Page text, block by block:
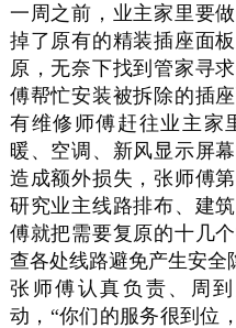
一周之前，业主家里要
掉了原有的精装插座面
原，无奈下找到管家寻
傅帮忙安装被拆除的插
有维修师傅赶往业主家
暖、空调、新风显示屏
造成额外损失，张师傅
研究业主线路排布、建
傅就把需要复原的十几
查各处线路避免产生安全
张师傅认真负责、周
动，“你们的服务很到位